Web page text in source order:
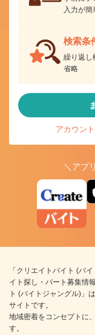
入力が簡
検索条
繰り返し
省略
アカウン
＼アプ
「クリエイトバイト (バ
イト探し・パート募集情
ト (バイトジャングル)」
サイトです。
地域密着をコンセプトに
す。